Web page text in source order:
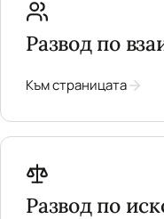
Развод по
Към страницата
Развод по